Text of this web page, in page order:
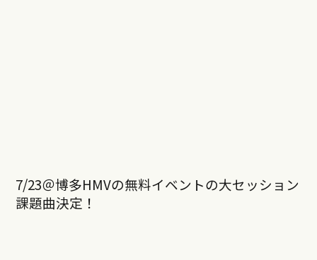
7/23＠博多HMVの無料イベントの大セッション
課題曲決定！